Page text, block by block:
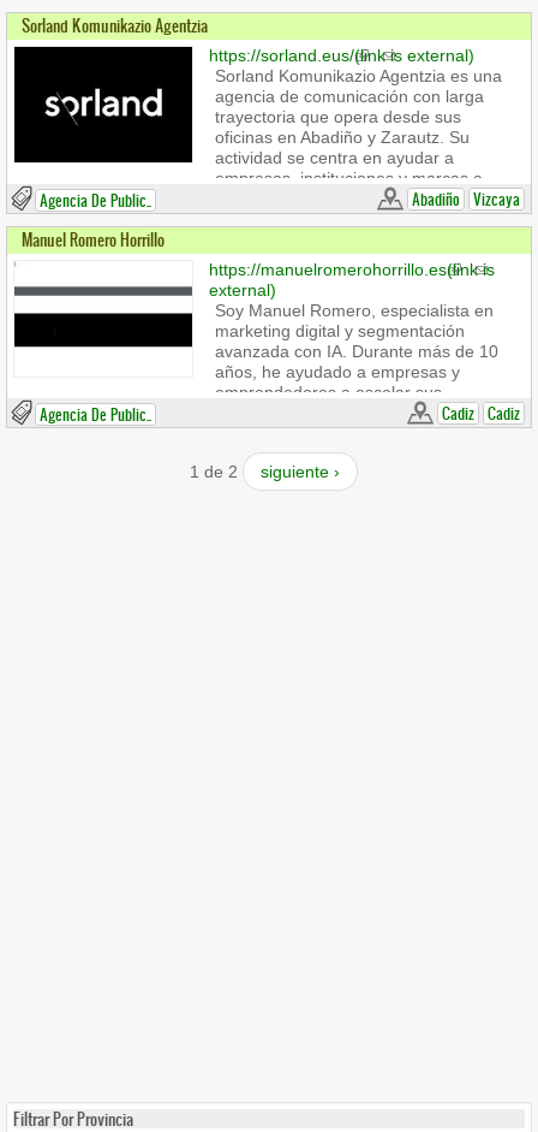
Sorland Komunikazio Agentzia
https://sorland.eus/(link is external)
Sorland Komunikazio Agentzia es una
agencia de comunicación con larga
trayectoria que opera desde sus
oficinas en Abadiño y Zarautz. Su
actividad se centra en ayudar a
empresas, instituciones y marcas a
definir quiénes son, cómo se
comunican y cómo quieren ser
combinación de estrategia, creatividad
y conocimiento técnico, Sorland
desarrolla proyectos de comunicación
integrales que abarcan desde la fase
de análisis y definición hasta la
ejecución y seguimiento.
Abadiño Vizcaya
Agencia De Public..
Manuel Romero Horrillo
https://manuelromerohorrillo.es(link is
external)
Soy Manuel Romero, especialista en
marketing digital y segmentación
avanzada con IA. Durante más de 10
años, he ayudado a empresas y
emprendedores a escalar sus
negocios, implementando estrategias
de alto impacto en publicidad digital y
captación de clientes.
664660916
Cadiz Cadiz
Agencia De Public..
1 de 2 siguiente ›
Filtrar Por Provincia